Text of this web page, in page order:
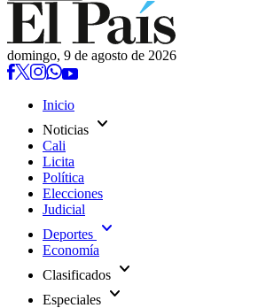
domingo, 9 de agosto de 2026
Inicio
Noticias expand_more
Cali
Licita
Política
Elecciones
Judicial
Deportes expand_more
Economía
Clasificados expand_more
Especiales expand_more